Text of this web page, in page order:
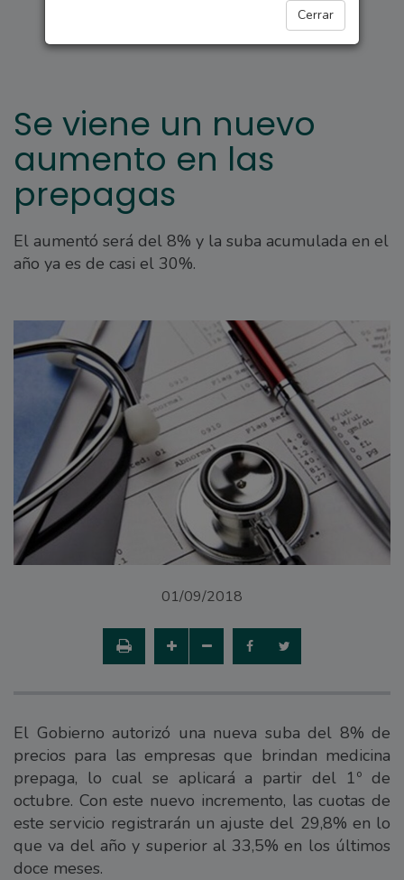
Cerrar
Se viene un nuevo
aumento en las
prepagas
El aumentó será del 8% y la suba acumulada en el
año ya es de casi el 30%.
01/09/2018
El Gobierno autorizó una nueva suba del 8% de
precios para las empresas que brindan medicina
prepaga, lo cual se aplicará a partir del 1º de
octubre. Con este nuevo incremento, las cuotas de
este servicio registrarán un ajuste del 29,8% en lo
que va del año y superior al 33,5% en los últimos
doce meses.